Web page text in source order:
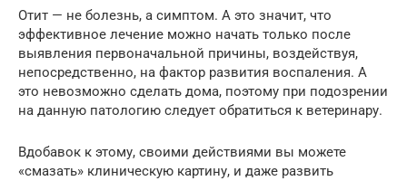
Отит — не болезнь, а симптом. А это значит, что
эффективное лечение можно начать только после
выявления первоначальной причины, воздействуя,
непосредственно, на фактор развития воспаления. А
это невозможно сделать дома, поэтому при подозрении
на данную патологию следует обратиться к ветеринару.
Вдобавок к этому, своими действиями вы можете
«смазать» клиническую картину, и даже развить